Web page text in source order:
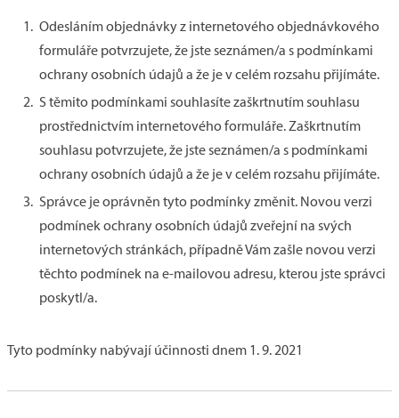
Odesláním objednávky z internetového objednávkového
formuláře potvrzujete, že jste seznámen/a s podmínkami
ochrany osobních údajů a že je v celém rozsahu přijímáte.
S těmito podmínkami souhlasíte zaškrtnutím souhlasu
prostřednictvím internetového formuláře. Zaškrtnutím
souhlasu potvrzujete, že jste seznámen/a s podmínkami
ochrany osobních údajů a že je v celém rozsahu přijímáte.
Správce je oprávněn tyto podmínky změnit. Novou verzi
podmínek ochrany osobních údajů zveřejní na svých
internetových stránkách, případně Vám zašle novou verzi
těchto podmínek na e-mailovou adresu, kterou jste správci
poskytl/a.
Tyto podmínky nabývají účinnosti dnem 1. 9. 2021